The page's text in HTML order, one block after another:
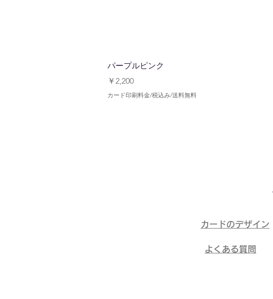
パープルピンク
価格
￥2,200
カード印刷料金/税込み/送料無料
​カードのデザイン
​よくある質問